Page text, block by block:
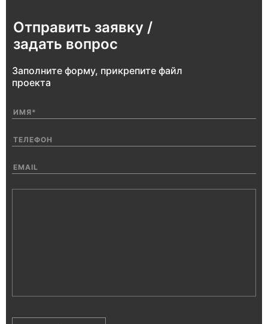
Отправить заявку /
задать вопрос
Заполните форму, прикрепите файл
проекта